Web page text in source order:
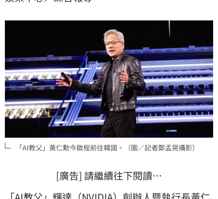
「AI教父」黃仁勳今啟程前往韓國。（圖／記者鄭孟晃攝影）
[廣告] 請繼續往下閱讀…